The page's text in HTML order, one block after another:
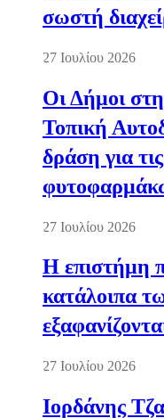
σωστή
27 Ιουλίου 2026
Οι Δήμοι
Τοπική
δράση για
27 Ιουλίου 2026
Η επιστήμη
κατάλοιπα
27 Ιουλίου 2026
Ιορδάνης